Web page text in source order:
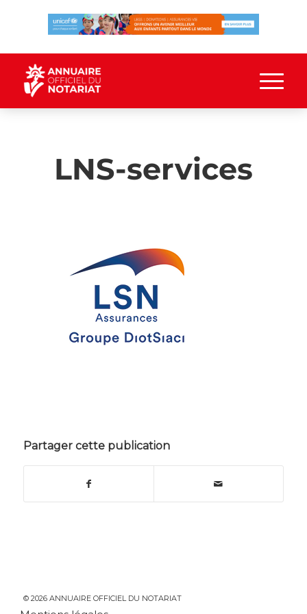
LNS-services
Partager cette publication
© 2026 ANNUAIRE OFFICIEL DU NOTARIAT